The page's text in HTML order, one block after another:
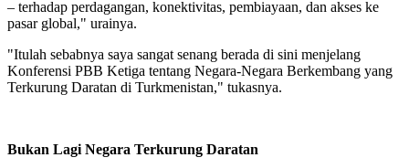
– terhadap perdagangan, konektivitas, pembiayaan, dan akses ke
pasar global," urainya.
"Itulah sebabnya saya sangat senang berada di sini menjelang
Konferensi PBB Ketiga tentang Negara-Negara Berkembang yang
Terkurung Daratan di Turkmenistan," tukasnya.
Bukan Lagi Negara Terkurung Daratan